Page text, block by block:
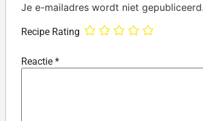
Je e-mailadres wordt niet gepubliceerd.
Recipe Rating
Reactie *